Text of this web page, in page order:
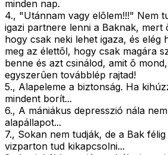
minden nap.
4., "Utánnam vagy elõlem!!!" Nem
igazi partnere lenni a Baknak, mert
hogy csak neki lehet igaza, és elég
meg az élettõl, hogy csak magára
benne és azt csinálod, amit õ
egyszerûen továbblép rajtad!
5., Alapeleme a biztonság. Ha
mindent borít...
6., A mániákus depresszió nála
alapállapot...
7., Sokan nem tudják, de a Bak félig
vizparton tud kikapcsolni...